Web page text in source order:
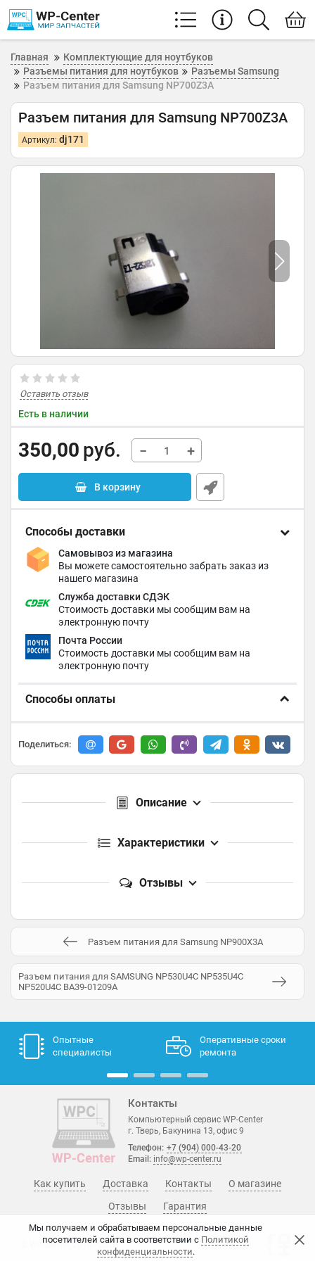
Главная
Комплектующие для ноутбуков
Разъемы питания для ноутбуков
Разъемы Samsung
Разъем питания для Samsung NP700Z3A
Разъем питания для Samsung NP700Z3A
Артикул: dj171
Оставить отзыв
Есть в наличии
350,00 руб. − +
В корзину
Способы доставки
Самовывоз из магазина
Вы можете самостоятельно забрать заказ из
нашего магазина
Служба доставки СДЭК
Стоимость доставки мы сообщим вам на
электронную почту
Почта России
Стоимость доставки мы сообщим вам на
электронную почту
Способы оплаты
Поделиться:
Описание
Характеристики
Отзывы
Разъем питания для Samsung NP900X3A
Разъем питания для SAMSUNG NP530U4C NP535U4C
NP520U4C BA39-01209A
Мы получаем и обрабатываем персональные данные
посетителей сайта в соответствии с Политикой
конфиденциальности.
Опытные
специалисты
Оперативные сроки
ремонта
Контакты
Компьютерный сервис WP-Center
г. Тверь, Бакунина 13, офис 9
Телефон: +7 (904) 000-43-20
Email: info@wp-center.ru
О магазине
Гарантия
Отзывы
Как купить Доставка Контакты
© WP-Center, 2015 - 2026